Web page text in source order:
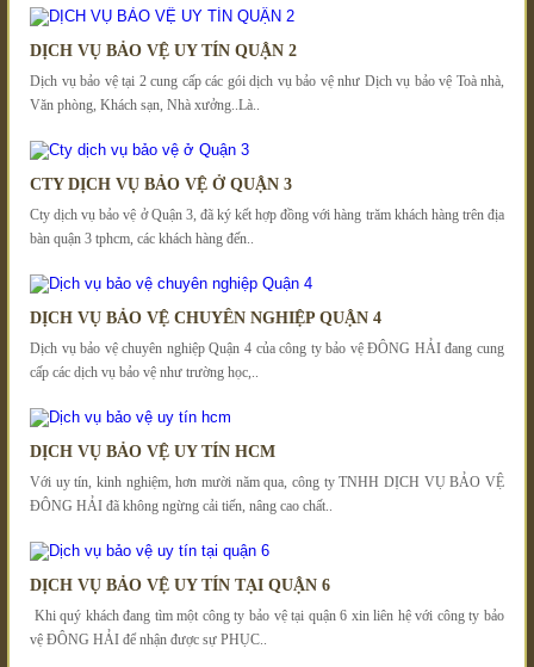
DỊCH VỤ BẢO VỆ UY TÍN QUẬN 2
Dịch vụ bảo vệ tại 2 cung cấp các gói dịch vụ bảo vệ như Dịch vụ bảo vệ Toà nhà,
Văn phòng, Khách sạn, Nhà xưởng..Là..
CTY DỊCH VỤ BẢO VỆ Ở QUẬN 3
Cty dịch vụ bảo vệ ở Quận 3, đã ký kết hợp đồng với hàng trăm khách hàng trên địa
bàn quận 3 tphcm, các khách hàng đến..
DỊCH VỤ BẢO VỆ CHUYÊN NGHIỆP QUẬN 4
Dịch vụ bảo vệ chuyên nghiệp Quận 4 của công ty bảo vệ ĐÔNG HẢI đang cung
cấp các dịch vụ bảo vệ như trường học,..
DỊCH VỤ BẢO VỆ UY TÍN HCM
Với uy tín, kinh nghiệm, hơn mười năm qua, công ty TNHH DỊCH VỤ BẢO VỆ
ĐÔNG HẢI đã không ngừng cải tiến, nâng cao chất..
DỊCH VỤ BẢO VỆ UY TÍN TẠI QUẬN 6
Khi quý khách đang tìm một công ty bảo vệ tại quận 6 xin liên hệ với công ty bảo
vệ ĐÔNG HẢI để nhận được sự PHỤC..